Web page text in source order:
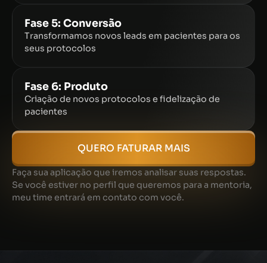
Fase 5: Conversão
Transformamos novos leads em pacientes para os
seus protocolos
Fase 6: Produto
Criação de novos protocolos e fidelização de
pacientes
QUERO FATURAR MAIS
Faça sua aplicação que iremos analisar suas respostas.
Se você estiver no perfil que queremos para a mentoria,
meu time entrará em contato com você.